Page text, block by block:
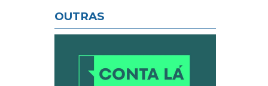
OUTRAS